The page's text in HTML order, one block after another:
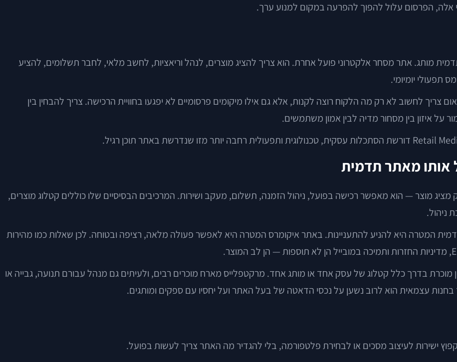
אלה, הפרסום עלול להפוך להפרעה במקום למנוע ערך.
מותג. אתר מסחר אלקטרוני פועל אחרת. הוא צריך להציג מוצרים, לנהל וריאציות, לחשב מלאי, לחבר תשלומים, להציע
תפעולי יומיומי.
לחשוב לא רק מה הלקוח רוצה לקנות, אלא גם אילו מיקומים פרסומיים לא יפגעו בחוויית הרכישה. צריך להבחין בין
על איזון בין מסחור מדיה לבין אמון משתמשים.
אותו מאתר תדמית
מוצר — הוא מאפשר רכישה בפועל, ניהול הזמנה, תשלום, מעקב ושירות. המרכיבים הבסיסיים שלו כוללים קטלוג מוצרים,
ניהול.
המטרה היא להניע להתעניינות. באתר איקומרס המטרה היא לאפשר פעולה מלאה, רציפה ובטוחה. לכן שאלות כמו מהירות
מוכרת בדרך כלל קטלוג של עסק אחד או מותג אחד. מרקטפלייס מארח מוכרים רבים, ולעיתים גם מנהל עבורם תנועה, גבייה או
ישירות לעיצוב מסכים או לבחירת פלטפורמה, בלי להגדיר מה האתר צריך לעשות בפועל.